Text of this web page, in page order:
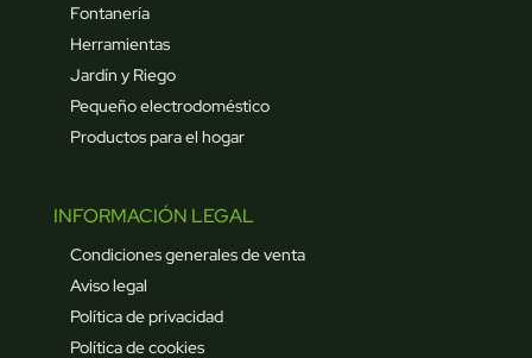
Fontanería
Herramientas
Jardín y Riego
Pequeño electrodoméstico
Productos para el hogar
INFORMACIÓN LEGAL
Condiciones generales de venta
Aviso legal
Política de privacidad
Política de cookies